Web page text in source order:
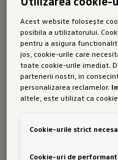
Noul
Cu "Streaming &
Acest website folosește
posibila a utilizatorului.
pentru a asigura
jos, cookie-urile care
toate cookie-urile imediat.
partenerii nostri, in
personalizarea reclamelor.
altele, este utilizat ca
protectie a datelor decat
date datorita legislatiei
Cookie-urile strict
Cookie-uri de